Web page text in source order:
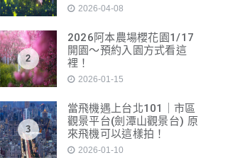
2026-04-08
2
2026阿本農場櫻花園1/17
開園～預約入園方式看這
裡！
2026-01-15
3
當飛機遇上台北101｜市區
觀景平台(劍潭山觀景台) 原
來飛機可以這樣拍！
2026-01-10